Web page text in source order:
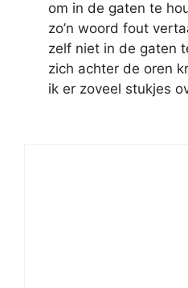
om in de gaten te
zo’n woord fout
zelf niet in de gaten
zich achter de oren
ik er zoveel stukjes